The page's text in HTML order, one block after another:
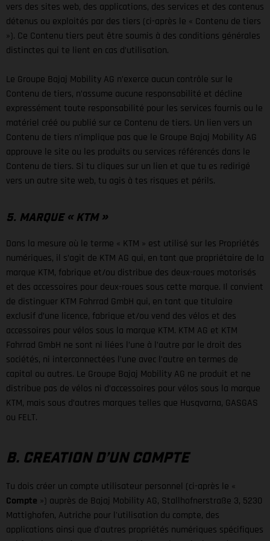
vers des sites web, des applications, des services et des contenus
détenus ou exploités par des tiers (ci-après le « Contenu de tiers
»). Ce Contenu tiers peut être soumis à des conditions générales
distinctes qui te lient en cas d’utilisation.
Le Groupe Bajaj Mobility AG n’exerce aucun contrôle sur le
Contenu de tiers, n’assume aucune responsabilité et décline
expressément toute responsabilité pour les services fournis ou le
matériel créé ou publié sur ce Contenu de tiers. Un lien vers un
Contenu de tiers n’implique pas que le Groupe Bajaj Mobility AG
approuve le site ou les produits ou services référencés dans le
Contenu de tiers. Si tu cliques sur un lien et que tu es redirigé
vers un autre site web, tu agis à tes risques et périls.
5. MARQUE « KTM »
Dans la mesure où le terme « KTM » est utilisé sur les Propriétés
numériques, il s’agit de KTM AG qui, en tant que propriétaire de la
marque KTM, fabrique et/ou distribue des deux-roues motorisés
et des accessoires pour deux-roues sous cette marque. Il convient
de distinguer KTM Fahrrad GmbH qui, en tant que titulaire
exclusif d’une licence, fabrique et/ou vend des vélos et des
accessoires pour vélos sous la marque KTM. KTM AG et KTM
Fahrrad GmbH ne sont ni liées l’une à l’autre par le droit des
sociétés, ni interconnectées l’une avec l’autre en termes de
capital ou autres. Le Groupe Bajaj Mobility AG ne produit et ne
distribue pas de vélos ni d’accessoires pour vélos sous la marque
KTM, mais sous d’autres marques telles que Husqvarna, GASGAS
ou FELT.
B. CREATION D’UN COMPTE
Tu dois créer un compte utilisateur personnel (ci-après le «
Compte ») auprès de Bajaj Mobility AG, Stallhofnerstraße 3, 5230
Mattighofen, Autriche pour l'utilisation du compte, des
applications ainsi que d'autres propriétés numériques spécifiques